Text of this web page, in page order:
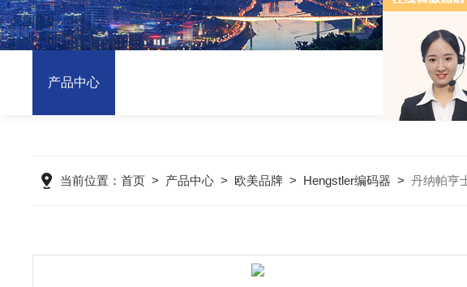
产品中心
当前位置：首页 > 产品中心 > 欧美品牌 > Hengstler编码器 >丹纳帕亨